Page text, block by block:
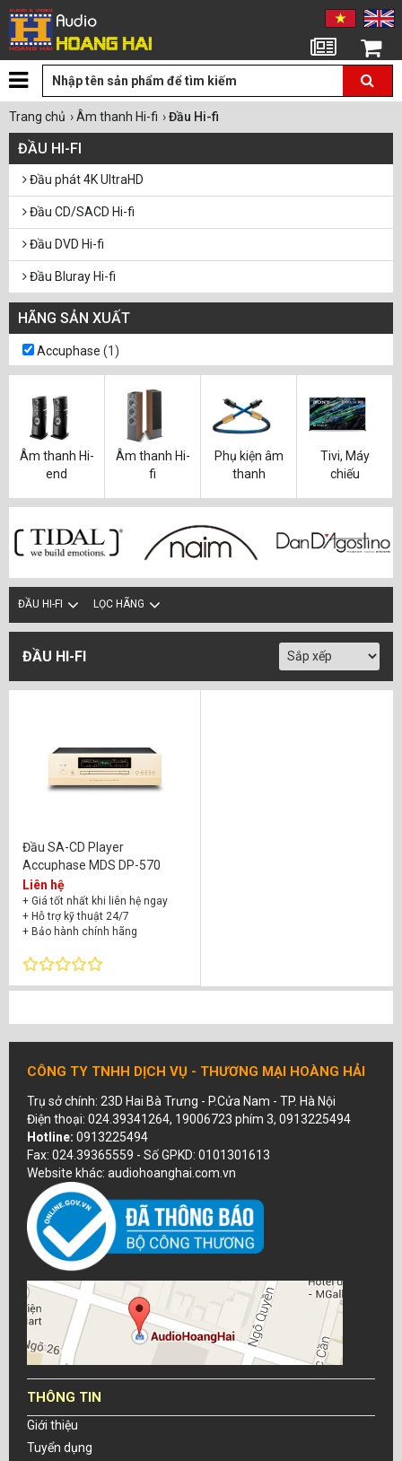
Giỏ hàng
Trang chủ ›Âm thanh Hi-fi ›Đầu Hi-fi
ĐẦU HI-FI
Đầu phát 4K UltraHD
Đầu CD/SACD Hi-fi
Đầu DVD Hi-fi
Đầu Bluray Hi-fi
Đầu phát HD, Smart Box
Đầu Streamer
Mâm đĩa than Hi-Fi
HÃNG SẢN XUẤT
Accuphase (1)
Âm thanh Hi-
end
Âm thanh Hi-
fi
Phụ kiện âm
thanh
Tivi, Máy
chiếu
ĐẦU HI-FI LỌC HÃNG
ĐẦU HI-FI
Đầu SA-CD Player
Accuphase MDS DP-570
Liên hệ
+ Giá tốt nhất khi liên hệ ngay
+ Hỗ trợ kỹ thuật 24/7
+ Bảo hành chính hãng
CÔNG TY TNHH DỊCH VỤ - THƯƠNG MẠI HOÀNG HẢI
Trụ sở chính: 23D Hai Bà Trưng - P.Cửa Nam - TP. Hà Nội
Điện thoại: 024.39341264, 19006723 phím 3, 0913225494
Hotline: 0913225494
Fax: 024.39365559 - Số GPKD: 0101301613
Website khác: audiohoanghai.com.vn
THÔNG TIN
Giới thiệu
Tuyển dụng